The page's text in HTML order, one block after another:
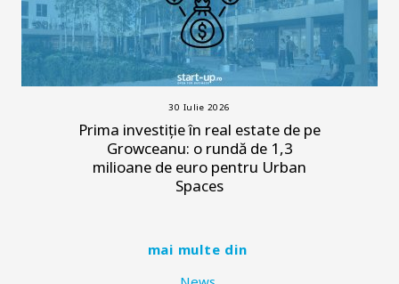
30 Iulie 2026
Prima investiție în real estate de pe
Growceanu: o rundă de 1,3
milioane de euro pentru Urban
Spaces
mai multe din